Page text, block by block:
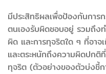
มีประสิทธิผลเพื่อป้องกันการ
ตนเองรับผิดชอบอยู่ รวมถึงท
ผิด และการทุจริตใด ๆ ที่อา
และตระหนักถึงความผิดปกติ
ทุจริต (ตัวอย่างของตัวบ่งชี้